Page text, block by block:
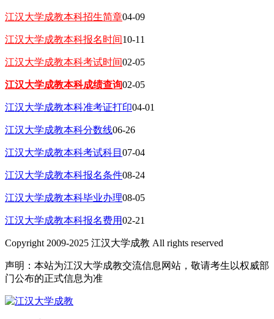
江汉大学成教本科招生简章04-09
江汉大学成教本科报名时间10-11
江汉大学成教本科考试时间02-05
江汉大学成教本科成绩查询02-05
江汉大学成教本科准考证打印04-01
江汉大学成教本科分数线06-26
江汉大学成教本科考试科目 07-04
江汉大学成教本科报名条件08-24
江汉大学成教本科毕业办理08-05
江汉大学成教本科报名费用02-21
Copyright 2009-2025 江汉大学成教 All rights reserved
声明：本站为江汉大学成教交流信息网站，敬请考生以权威部
门公布的正式信息为准